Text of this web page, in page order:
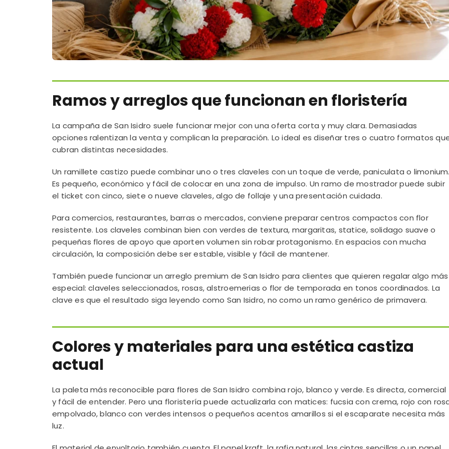
Ramos y arreglos que funcionan en floristería
La campaña de San Isidro suele funcionar mejor con una oferta corta y muy clara. Demasiadas
opciones ralentizan la venta y complican la preparación. Lo ideal es diseñar tres o cuatro formatos
cubran distintas necesidades.
Un ramillete castizo puede combinar uno o tres claveles con un toque de verde, paniculata o
Es pequeño, económico y fácil de colocar en una zona de impulso. Un ramo de mostrador puede subir
el ticket con cinco, siete o nueve claveles, algo de follaje y una presentación cuidada.
Para comercios, restaurantes, barras o mercados, conviene preparar centros compactos con flor
resistente. Los claveles combinan bien con verdes de textura, margaritas, statice, solidago suave o
pequeñas flores de apoyo que aporten volumen sin robar protagonismo. En espacios con mucha
circulación, la composición debe ser estable, visible y fácil de mantener.
También puede funcionar un arreglo premium de San Isidro para clientes que quieren regalar algo más
especial: claveles seleccionados, rosas, alstroemerias o flor de temporada en tonos coordinados. La
clave es que el resultado siga leyendo como San Isidro, no como un ramo genérico de primavera.
Colores y materiales para una estética castiza
actual
La paleta más reconocible para flores de San Isidro combina rojo, blanco y verde. Es directa, comercial
y fácil de entender. Pero una floristería puede actualizarla con matices: fucsia con crema, rojo con
empolvado, blanco con verdes intensos o pequeños acentos amarillos si el escaparate necesita más
luz.